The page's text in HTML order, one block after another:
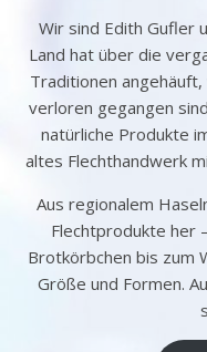
Wir sind Edith Gufler und Konrad Kerschbaumer. Unser
Land hat über die
Traditionen
verloren gegangen
natürliche Produkte
altes Flechthandwerk
Aus regionalem
Flechtprodukte her
Brotkörbchen bis zum
Größe und Formen.